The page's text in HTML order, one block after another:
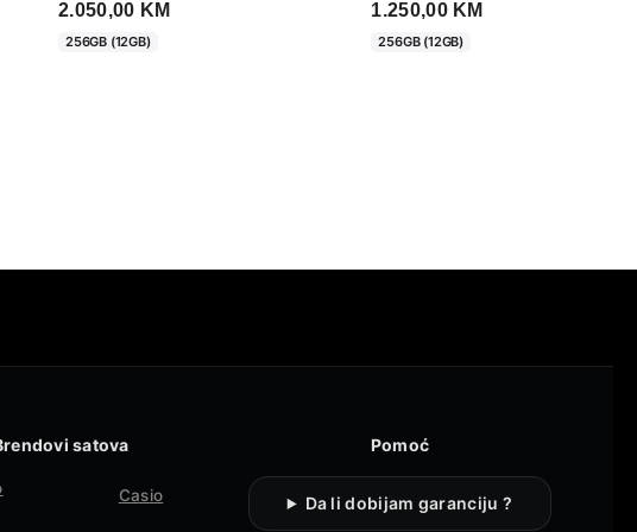
2.050,00 KM
256GB (12GB)
1.250,00 KM
256GB (12GB)
satova
Casio
Pomoć
Da li dobijam garanciju ?